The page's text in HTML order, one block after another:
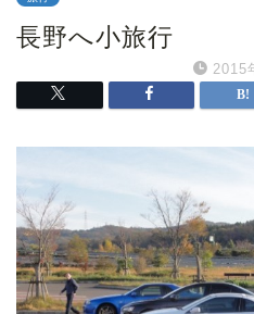
長野へ小旅行
2015